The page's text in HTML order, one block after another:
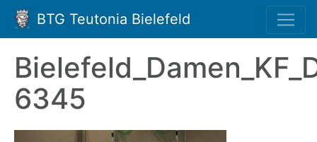
BTG Teutonia Bielefeld
6345